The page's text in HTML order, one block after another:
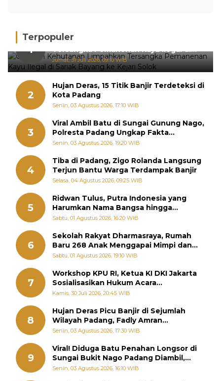
Terpopuler
1
Gakkum Kehutanan Limpahkan
Tersangka Pemanenan Kayu Ilegal di
Sariak Bayang ke Kejari Solok
Jumat, 31 Juli 2026, 09:10 WIB
2
Hujan Deras, 15 Titik Banjir Terdeteksi di
Kota Padang
Senin, 03 Agustus 2026, 17:10 WIB
3
Viral Ambil Batu di Sungai Gunung Nago,
Polresta Padang Ungkap Fakta
Sebenarnya
Senin, 03 Agustus 2026, 19:20 WIB
4
Tiba di Padang, Zigo Rolanda Langsung
Terjun Bantu Warga Terdampak Banjir
Selasa, 04 Agustus 2026, 09:25 WIB
5
Ridwan Tulus, Putra Indonesia yang
Harumkan Nama Bangsa hingga
Diabadikan dalam Buku Jepang
Sabtu, 01 Agustus 2026, 16:20 WIB
6
Sekolah Rakyat Dharmasraya, Rumah
Baru 268 Anak Menggapai Mimpi dan
Memutus Rantai Kemiskinan
Sabtu, 01 Agustus 2026, 19:10 WIB
7
Workshop KPU RI, Ketua KI DKI Jakarta
Sosialisasikan Hukum Acara
Penyelesaian Sengketa Informasi Publik
Kamis, 30 Juli 2026, 20:45 WIB
8
Hujan Deras Picu Banjir di Sejumlah
Wilayah Padang, Fadly Amran
Perintahkan OPD Siaga
Senin, 03 Agustus 2026, 17:30 WIB
9
Viral! Diduga Batu Penahan Longsor di
Sungai Bukit Nago Padang Diambil,
Warga Khawatir Bencana Terulang
Senin, 03 Agustus 2026, 16:10 WIB